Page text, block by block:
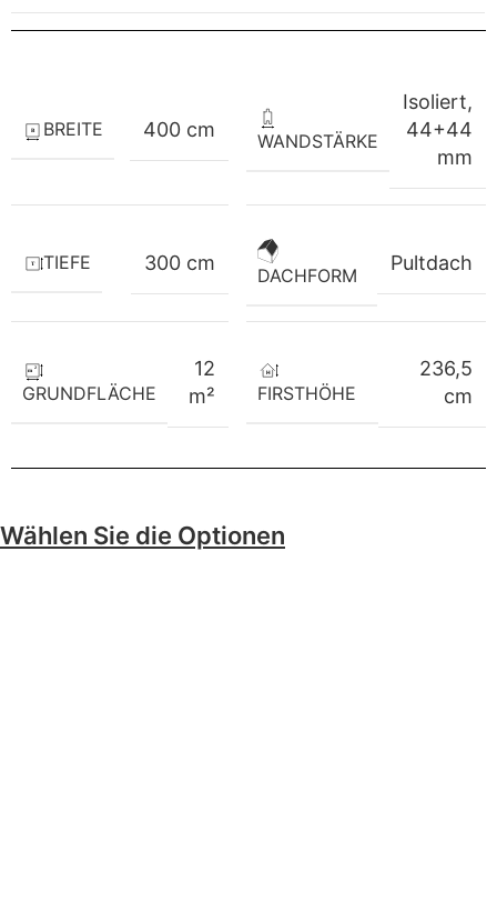
BREITE 400 cm
WANDSTÄRKE
Isoliert,
44+44
mm
TIEFE 300 cm
DACHFORM
Pultdach
GRUNDFLÄCHE
12
m²
FIRSTHÖHE
236,5
cm
Wählen Sie die Optionen